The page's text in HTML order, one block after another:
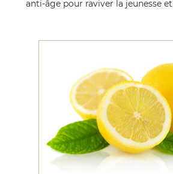
anti-âge pour raviver la jeunesse